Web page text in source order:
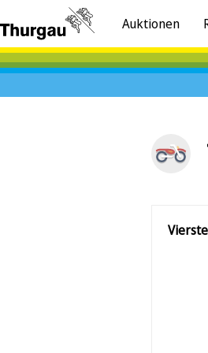
Auktionen